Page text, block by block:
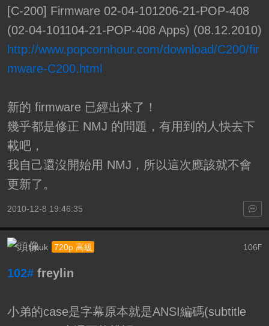
[C-200] Firmware 02-04-101206-21-POP-408
(02-04-101104-21-POP-408 Apps) (08.12.2010)
http://www.popcornhour.com/download/C200/fir
mware-C200.html
新的 firmware 已經出來了！
幾乎都是修正 NMJ 的問題，有用到的人快去下
載吧，
我自己還沒開始用 NMJ，所以這次應該就不會
更新了。
2010-12-8 19:46:35
106F
trouk 720p 高級
102# freylin
小弟的case是字幕原本就是ANSI編碼(subtitle